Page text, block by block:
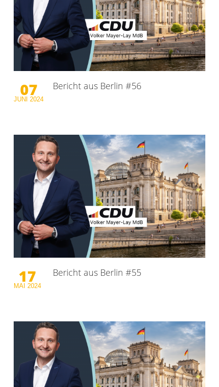
07
JUNI 2024
Bericht aus Berlin #56
17
MAI2024
Bericht aus Berlin #55